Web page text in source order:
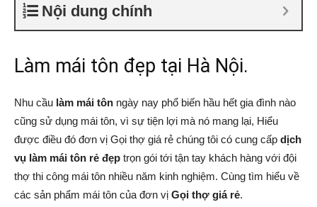
Nội dung chính
Làm mái tôn đẹp tại Hà Nội.
Nhu cầu làm mái tôn ngày nay phổ biến hầu hết gia đình nào
cũng sử dụng mái tôn, vì sự tiện lợi mà nó mang lại, Hiểu
được điều đó đơn vị Gọi thợ giá rẻ chúng tôi có cung cấp dịch
vụ làm mái tôn rẻ đẹp trọn gói tới tận tay khách hàng với đội
thợ thi công mái tôn nhiều năm kinh nghiệm. Cùng tìm hiểu về
các sản phẩm mái tôn của đơn vị Gọi thợ giá rẻ.